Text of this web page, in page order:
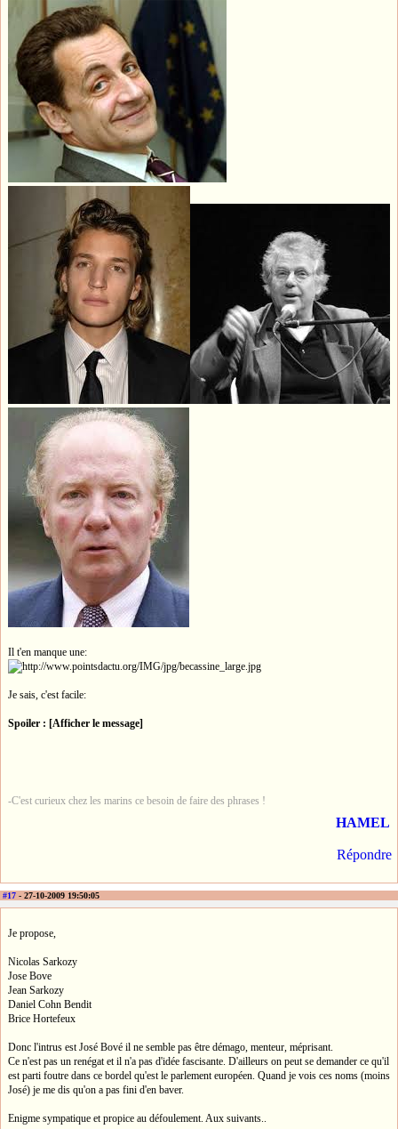
Il t'en manque une:
Je sais, c'est facile:
Spoiler : [Afficher le message]
-C'est curieux chez les marins ce besoin de faire des phrases !
HAMEL
Répondre
#17 - 27-10-2009 19:50:05
Je propose,
Nicolas Sarkozy
Jose Bove
Jean Sarkozy
Daniel Cohn Bendit
Brice Hortefeux
Donc l'intrus est José Bové il ne semble pas être démago, menteur, méprisant.
Ce n'est pas un renégat et il n'a pas d'idée fascisante. D'ailleurs on peut se demander ce qu'il
est parti foutre dans ce bordel qu'est le parlement européen. Quand je vois ces noms (moins
José) je me dis qu'on a pas fini d'en baver.
Enigme sympatique et propice au défoulement. Aux suivants..